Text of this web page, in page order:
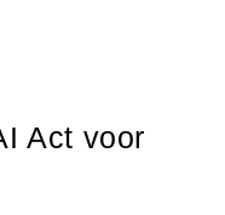
Act voor